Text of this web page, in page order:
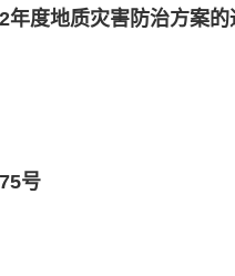
度地质灾害防治方案的
号